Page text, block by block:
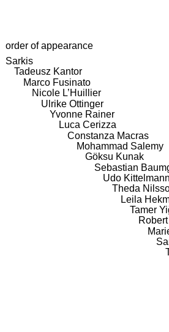
order of appearance
Sarkis
Tadeusz Kantor
Marco Fusinato
Nicole L’Huillier
Ulrike Ottinger
Yvonne Rainer
Luca Cerizza
Constanza Macras
Mohammad Salemy
Göksu Kunak
Sebastian
Udo Kittelmann
Theda
Leila
Tamer